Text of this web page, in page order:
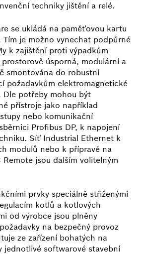
techniky jištění a relé.
se ukládá na paměťovou kartu
Tím je možno vynechat podpůrné
k zajištění proti výpadkům
úsporná, modulární a
smontována do robustní
požadavkům elektromagnetické
Dle potřeby mohou být
přístroje jako například
nebo komunikační
Profibus DP, k napojení
Síť Industrial Ethernet k
modulů nebo k přípravě na
jsou dalším volitelným
prvky speciálně střiženými
kotlů a kotlových
od výrobce jsou plněny
na bezpečný provoz
ze zařízení bohatých na
jednotlivé softwarové stavební